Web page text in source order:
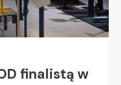
finalistą w